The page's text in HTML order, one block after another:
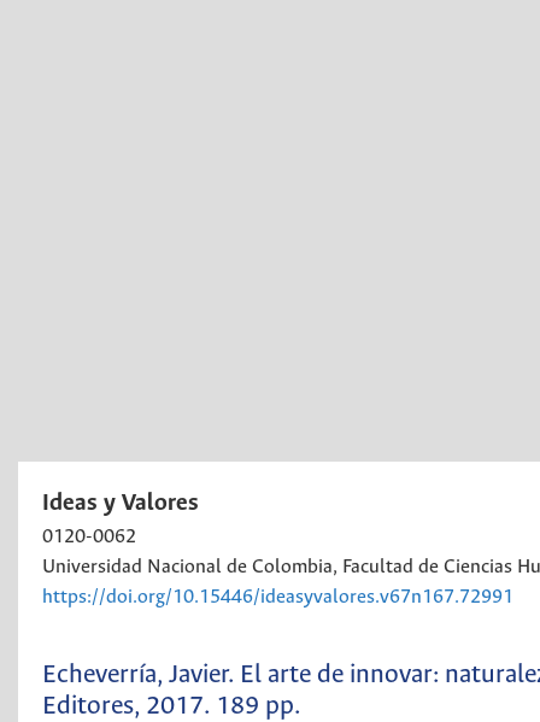
Ideas y Valores
0120-0062
Universidad Nacional de Colombia, Facultad de Ciencias
https://doi.org/10.15446/ideasyvalores.v67n167.72991
Echeverría, Javier. El arte de innovar:
Editores, 2017. 189 pp.